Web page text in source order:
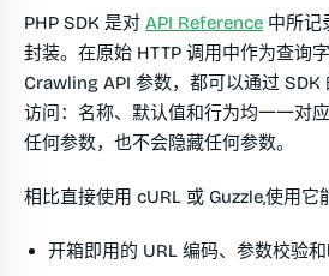
PHP SDK 是对 API Reference 中所记
封装。在原始 HTTP 调用中作为查询
Crawling API 参数，都可以通过
访问：名称、默认值和行为均一一对
任何参数，也不会隐藏任何参数。
相比直接使用 cURL 或 Guzzle,使用它
开箱即用的 URL 编码、参数校验和